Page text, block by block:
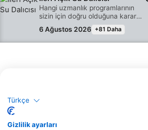
seansların birleşimi, su altında
tam bir güvenle dalış yapmanız
için gereken beceri ve deneyime
sahip olmanızı sağlar. SSI Açık Su
Dalgıcı sertifikasını alacaksınız.
Hangi uzmanlık programlarının
sizin için doğru olduğuna karar
vermekte zorlanıyorsanız, ALMA
LIBRE DIVE COZUMEL'deki SSI
Advanced Adventurer
maceralarınızda ne kadar değerli
Seviye Maceracı programı
6 Ağustos 2026 +81 Daha
Olası Yaban Hayvanı
Yaban Hayatı Gözlemleri, Kullanıcı Tarafından
Türkçe
Gizlilik ayarları